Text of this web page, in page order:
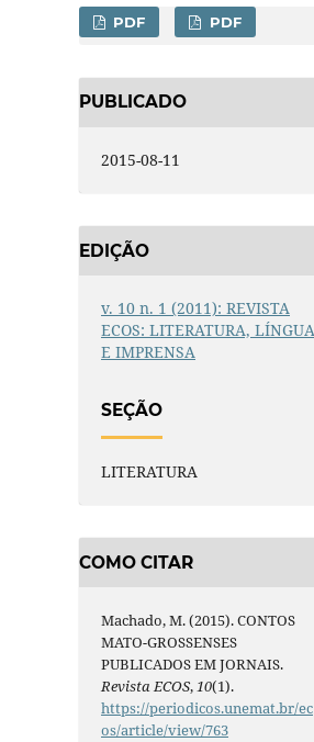
PDF PDF
PUBLICADO
2015-08-11
EDIÇÃO
v. 10 n. 1 (2011): REVISTA
ECOS: LITERATURA,
E IMPRENSA
SEÇÃO
LITERATURA
COMO CITAR
Machado, M. (2015). CONTOS
MATO-GROSSENSES
PUBLICADOS EM JORNAIS.
Revista ECOS,10(1).
https://periodicos.unemat.br/ec
os/article/view/763